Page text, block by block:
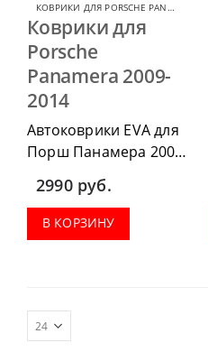
КОВРИКИ ДЛЯ PORSCHE PANAMERA
Коврики для
Porsche
Panamera 2009-
2014
Автоковрики EVA для
Порш Панамера 2009-
2014, можно
приобрести в
комплектации:
водительский коврик,
2990 руб.
В КОРЗИНУ